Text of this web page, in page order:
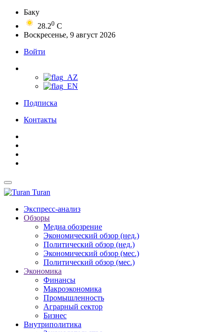
Баку
28.20 C
Воскресенье, 9 август 2026
Войти
Подписка
Контакты
Turan
Экспресс-анализ
Обзоры
Медиа обозрение
Экономический обзор (нед.)
Политический обзор (нед.)
Экономический обзор (мес.)
Политический обзор (мес.)
Экономика
Финансы
Макроэкономика
Промышленность
Аграрный сектор
Бизнес
Внутриполитика